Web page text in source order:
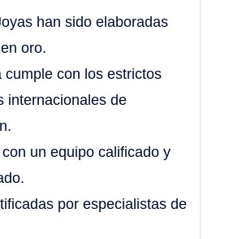
han sido elaboradas
oro.
cumple con los estrictos
internacionales de
un equipo calificado y
por especialistas de